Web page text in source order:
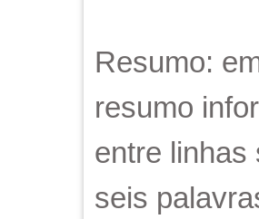
Resumo:
resumo
entre linhas
seis